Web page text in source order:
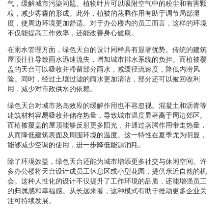
气，缓解城市污染问题。植物叶片可以吸附空气中的粉尘和有害颗
粒，减少雾霾的形成。此外，植被的蒸腾作用有助于调节局部湿
度，使周边环境更加舒适。对于办公楼内的员工而言，这样的环境
不仅能提高工作效率，还能改善身心健康。
在雨水管理方面，绿色天台的设计同样具有显著优势。传统的建筑
屋顶往往导致雨水迅速流失，增加城市排水系统的负担。而植被覆
盖的天台可以吸收并滞留部分雨水，减缓径流速度，降低内涝风
险。同时，经过土壤过滤的雨水更加清洁，部分还可以被回收利
用，减少对市政供水的依赖。
绿色天台对城市热岛效应的缓解作用也不容忽视。混凝土和沥青等
建筑材料容易吸收并储存热量，导致城市温度显著高于周边郊区。
而植被覆盖的屋顶能够反射更多阳光，并通过蒸腾作用带走热量，
从而降低建筑表面及周围环境的温度。这一特性在夏季尤为明显，
能够减少空调的使用，进一步降低能源消耗。
除了环境效益，绿色天台还能为城市增添更多社交与休闲空间。许
多办公楼将天台设计成员工休息区或小型花园，提供亲近自然的机
会。这种人性化的设计不仅提升了工作环境的品质，还能增强员工
的归属感和幸福感。从长远来看，这种模式有助于推动更多企业关
注可持续发展。